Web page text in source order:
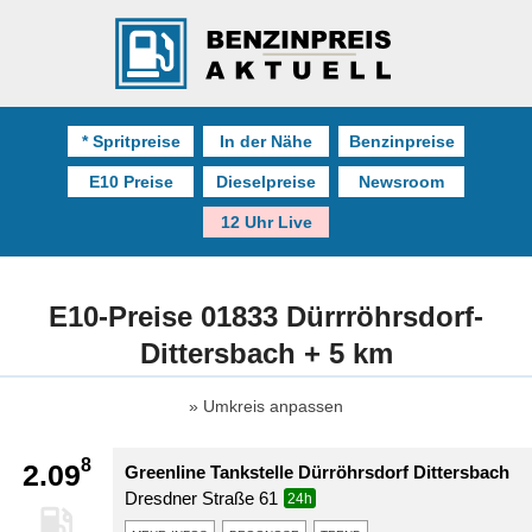
* Spritpreise In der Nähe Benzinpreise
E10 Preise Dieselpreise Newsroom
12 Uhr Live
E10-Preise 01833 Dürrröhrsdorf-
Dittersbach + 5 km
Umkreis anpassen
2.098
Greenline Tankstelle Dürröhrsdorf Dittersbach
Dresdner Straße 61
24h